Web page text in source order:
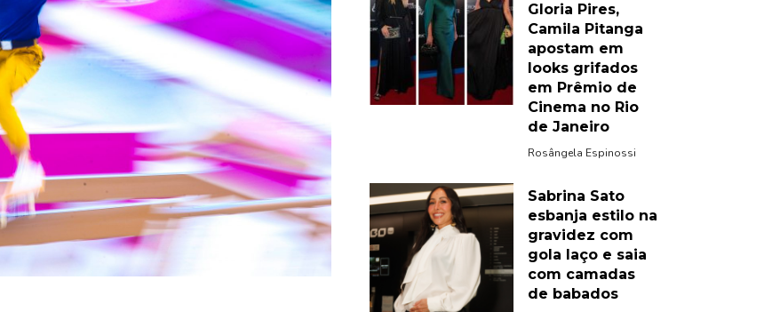
Gloria Pires,
Camila Pitanga
apostam em
looks grifados
em Prêmio de
Cinema no Rio
de Janeiro
Rosângela Espinossi
Sabrina Sato
esbanja estilo na
gravidez com
gola laço e saia
com camadas
de babados